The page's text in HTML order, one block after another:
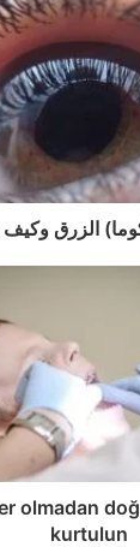
الزرق وكيف
olmadan
kurtulun